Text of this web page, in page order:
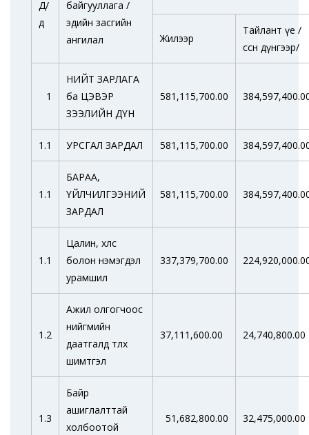
Д/
д
байгууллага /
эдийн засгийн
ангилал
Жилээр
Тайлант үе /
өссөн дүнгээр/
1
НИЙТ ЗАРЛАГА
ба ЦЭВЭР
ЗЭЭЛИЙН ДҮН
581,115,700.00
1.1 УРСГАЛ ЗАРДАЛ 581,115,700.00
1.1
БАРАА,
ҮЙЛЧИЛГЭЭНИЙ
ЗАРДАЛ
581,115,700.00
1.1
Цалин, хөлс
болон нэмэгдэл
урамшил
337,379,700.00
1.2
Ажил олгогчоос
нийгмийн
даатгалд төлөх
шимтгэл
37,111,600.00 24,740,800.00
1.3
Байр
ашиглалттай
холбоотой
51,682,800.00 32,475,000.00